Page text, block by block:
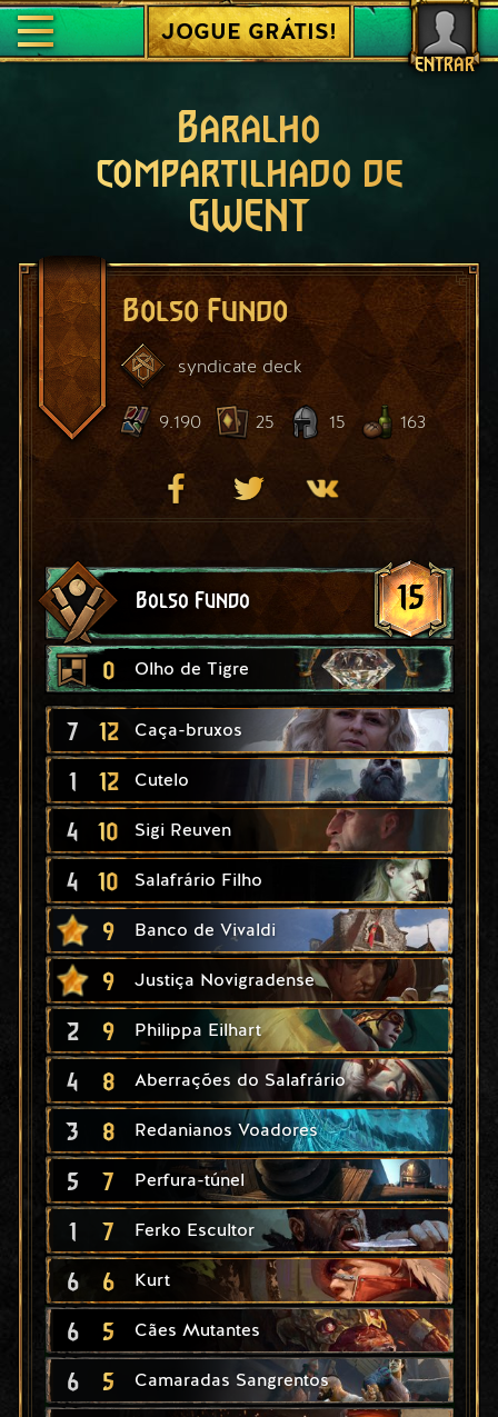
ENTRAR
JOGUE GRÁTIS!
Baralho
compartilhado de
GWENT
Bolso Fundo
syndicate deck
9.190 25 15 163
Bolso Fundo 15
0 Olho de Tigre
7 12 Caça-bruxos
1 12 Cutelo
4 10 Sigi Reuven
4 10 Salafrário Filho
9 Banco de Vivaldi
9 Justiça Novigradense
2 9 Philippa Eilhart
4 8 Aberrações do Salafrário
3 8 Redanianos Voadores
5 7 Perfura-túnel
1 7 Ferko Escultor
6 6 Kurt
6 5 Cães Mutantes
6 5 Camaradas Sangrentos